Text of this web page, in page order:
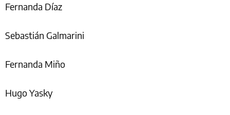
Fernanda Díaz
Sebastián Galmarini
Fernanda Miño
Hugo Yasky